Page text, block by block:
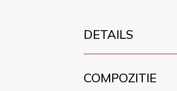
DETAILS
COMPOZITIE